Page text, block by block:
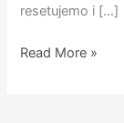
resetujemo i […]
Read More »